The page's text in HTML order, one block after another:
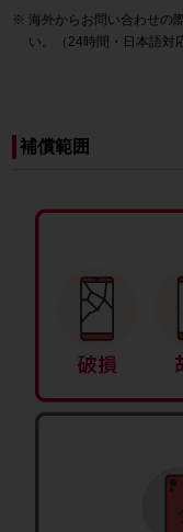
海外からお問い合わせの際
い。（24時間・日本語対
補償範囲